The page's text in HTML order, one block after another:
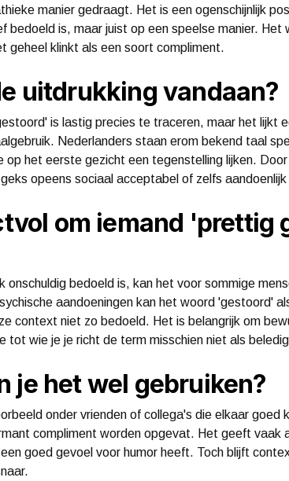
manier gedraagt. Het is een ogenschijnlijk
bedoeld is, maar juist op een speelse manier. Het
geheel klinkt als een soort compliment.
uitdrukking vandaan?
is lastig precies te traceren, maar het lijkt
Nederlanders staan erom bekend taal
op het eerste gezicht een tegenstelling lijken.
opeens sociaal acceptabel of zelfs
om iemand 'prettig
onschuldig bedoeld is, kan het voor sommige
aandoeningen kan het woord 'gestoord'
context niet zo bedoeld. Het is belangrijk om
tot wie je je richt de term misschien niet als
je het wel gebruiken?
onder vrienden of collega's die elkaar goed
compliment worden opgevat. Het geeft vaak
goed gevoel voor humor heeft. Toch blijft